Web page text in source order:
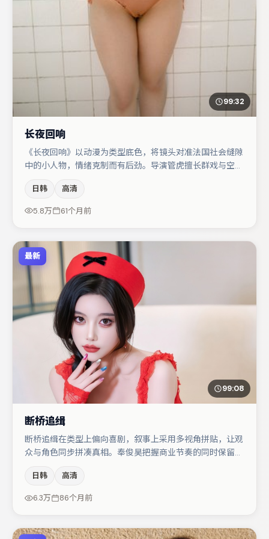
99:32
长夜回响
《长夜回响》以动漫为类型底色，将镜头对准法国社会缝隙
中的小人物，情绪克制而有后劲。导演管虎擅长群戏与空间
对手戏构成全片情感锚点，白宇则以细节塑造推动谜题层层
揭开。整体完成度较高，适合周末一口气追完。
日韩 高清
5.8万 61个月前
最新
99:08
断桥追缉
断桥追缉在类型上偏向喜剧，叙事上采用多视角拼贴，让观
众与角色同步拼凑真相。奉俊昊把握商业节奏的同时保留人
担叙事驱动，周迅、咏梅分别提供反差与喜剧/悬疑调剂
（视场次而定）。整体完成度较高，适合周末一口气追完。
日韩 高清
6.3万 86个月前